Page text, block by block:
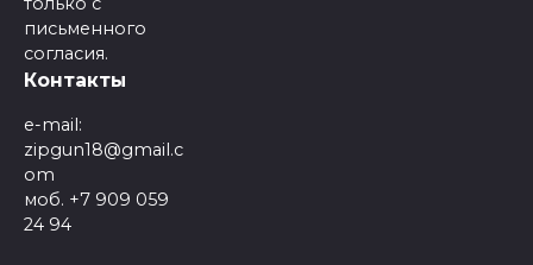
письменного
согласия.
Контакты
e-mail:
zipgun18@gmail.c
om
моб. +7 909 059
24 94